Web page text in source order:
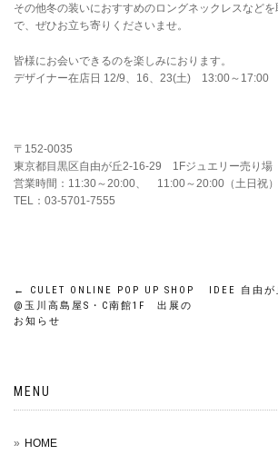
その他冬の装いにおすすめのロングネックレスなど
で、ぜひお立ち寄りくださいませ。
皆様にお会いできるのを楽しみにおります。
デザイナー在店日 12/9、16、23(土) 13:00～ 17:00
〒152-0035
東京都目黒区自由が丘2-16-29 1Fジュエリー売り場
営業時間：11:30～20:00、 11:00～20:00（土日祝）
TEL：03-5701-7555
←
CULET ONLINE POP UP SHOP
@玉川高島屋S・C南館1F 出展の
お知らせ
IDEE 自由が
MENU
HOME